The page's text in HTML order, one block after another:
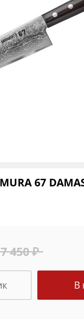
67
450 ₽
В